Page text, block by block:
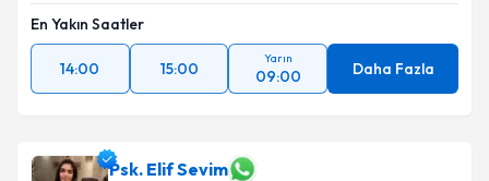
En Yakın Saatler
14:00 15:00
Yarın
09:00 Daha Fazla
Psk. Elif Sevim